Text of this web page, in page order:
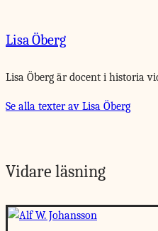
Lisa Öberg
Lisa Öberg är docent i historia
Se alla texter av Lisa Öberg
Vidare läsning